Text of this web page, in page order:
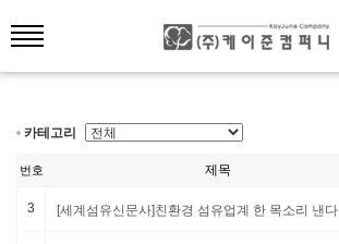
카테고리
번호 제목
3 [세계섬유신문사]친환경 섬유업계 한 목소리 낸다